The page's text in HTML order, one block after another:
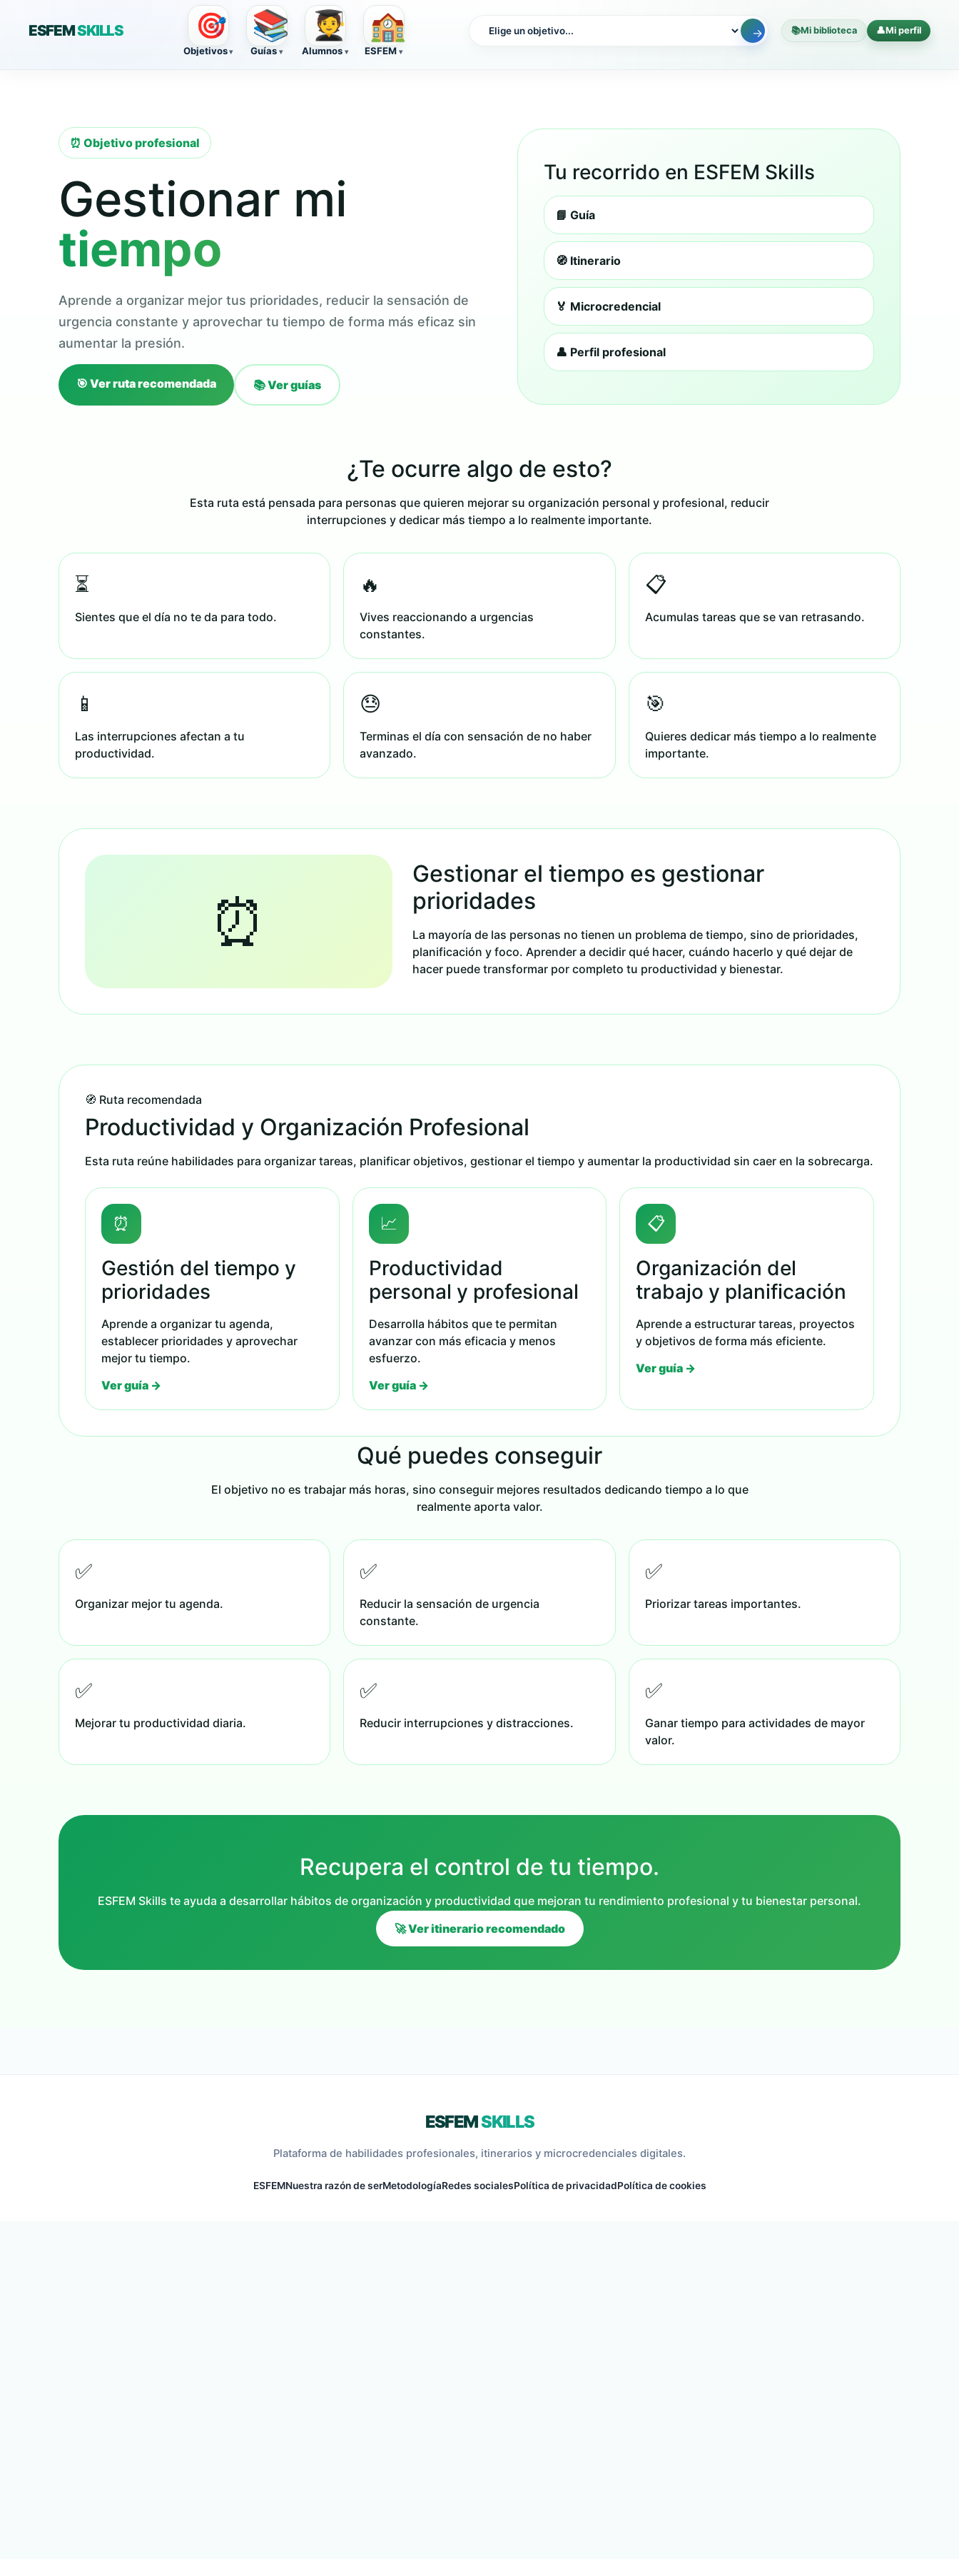
ESFEMSKILLS 🎯
Objetivos
📚
Guías
🧑‍🎓
Alumnos
🏫
ESFEM
→ 📚Mi biblioteca 👤Mi perfil
⏰ Objetivo profesional
Gestionar mi
tiempo
Aprende a organizar mejor tus prioridades, reducir la sensación de
urgencia constante y aprovechar tu tiempo de forma más eficaz sin
aumentar la presión.
🎯 Ver ruta recomendada 📚 Ver guías
Tu recorrido en ESFEM Skills
📘 Guía
🧭 Itinerario
🏅 Microcredencial
👤 Perfil profesional
¿Te ocurre algo de esto?
Esta ruta está pensada para personas que quieren mejorar su organización personal y profesional, reducir
interrupciones y dedicar más tiempo a lo realmente importante.
⏳
Sientes que el día no te da para todo.
🔥
Vives reaccionando a urgencias
constantes.
📋
Acumulas tareas que se van retrasando.
📱
Las interrupciones afectan a tu
productividad.
😓
Terminas el día con sensación de no haber
avanzado.
🎯
Quieres dedicar más tiempo a lo realmente
importante.
⏰
Gestionar el tiempo es gestionar
prioridades
La mayoría de las personas no tienen un problema de tiempo, sino de prioridades,
planificación y foco. Aprender a decidir qué hacer, cuándo hacerlo y qué dejar de
hacer puede transformar por completo tu productividad y bienestar.
🧭 Ruta recomendada
Productividad y Organización Profesional
Esta ruta reúne habilidades para organizar tareas, planificar objetivos, gestionar el tiempo y aumentar la productividad sin caer en la sobrecarga.
⏰
Gestión del tiempo y
prioridades
Aprende a organizar tu agenda,
establecer prioridades y aprovechar
mejor tu tiempo.
Ver guía →
📈
Productividad
personal y profesional
Desarrolla hábitos que te permitan
avanzar con más eficacia y menos
esfuerzo.
Ver guía →
📋
Organización del
trabajo y planificación
Aprende a estructurar tareas, proyectos
y objetivos de forma más eficiente.
Ver guía →
Qué puedes conseguir
El objetivo no es trabajar más horas, sino conseguir mejores resultados dedicando tiempo a lo que
realmente aporta valor.
✅
Organizar mejor tu agenda.
✅
Reducir la sensación de urgencia
constante.
✅
Priorizar tareas importantes.
✅
Mejorar tu productividad diaria.
✅
Reducir interrupciones y distracciones.
✅
Ganar tiempo para actividades de mayor
valor.
Recupera el control de tu tiempo.
ESFEM Skills te ayuda a desarrollar hábitos de organización y productividad que mejoran tu rendimiento profesional y tu bienestar personal.
🚀 Ver itinerario recomendado
ESFEMSKILLS
Plataforma de habilidades profesionales, itinerarios y microcredenciales digitales.
ESFEMNuestra razón de serMetodologíaRedes socialesPolítica de privacidadPolítica de cookies